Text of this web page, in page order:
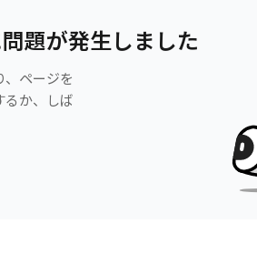
題が発生しました
ページを
るか、しば